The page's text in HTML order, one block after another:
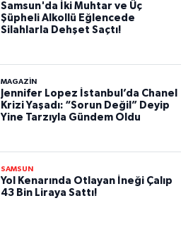
Samsun'da İki Muhtar ve Üç
Şüpheli Alkollü Eğlencede
Silahlarla Dehşet Saçtı!
MAGAZİN
Jennifer Lopez İstanbul’da Chanel
Krizi Yaşadı: “Sorun Değil” Deyip
Yine Tarzıyla Gündem Oldu
SAMSUN
Yol Kenarında Otlayan İneği Çalıp
43 Bin Liraya Sattı!